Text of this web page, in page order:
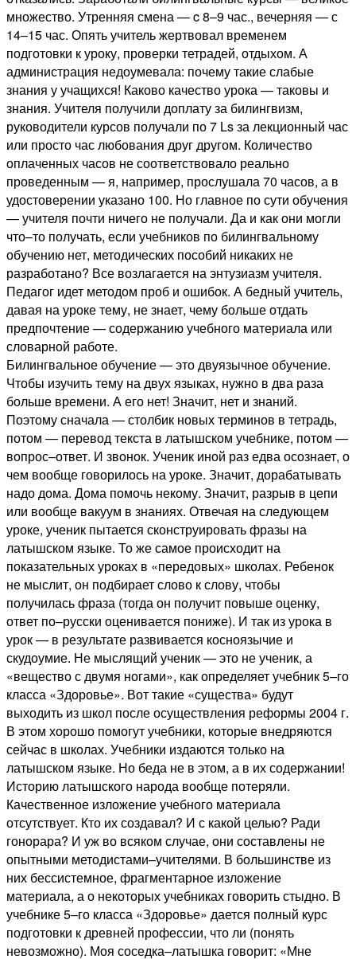
множество. Утренняя смена — c 8–9 час., вечерняя — с
14–15 час. Опять учитель жертвовал временем
подготовки к уроку, проверки тетрадей, отдыхом. А
администрация недоумевала: почему такие слабые
знания у учащихся! Каково качество урока — таковы и
знания. Учителя получили доплату за билингвизм,
руководители курсов получали по 7 Ls за лекционный час
или просто час любования друг другом. Количество
оплаченных часов не соответствовало реально
проведенным — я, например, прослушала 70 часов, а в
удостоверении указано 100. Но главное по сути обучения
— учителя почти ничего не получали. Да и как они могли
что–то получать, если учебников по билингвальному
обучению нет, методических пособий никаких не
разработано? Все возлагается на энтузиазм учителя.
Педагог идет методом проб и ошибок. А бедный учитель,
давая на уроке тему, не знает, чему больше отдать
предпочтение — содержанию учебного материала или
словарной работе.
Билингвальное обучение — это двуязычное обучение.
Чтобы изучить тему на двух языках, нужно в два раза
больше времени. А его нет! Значит, нет и знаний.
Поэтому сначала — столбик новых терминов в тетрадь,
потом — перевод текста в латышском учебнике, потом —
вопрос–ответ. И звонок. Ученик иной раз едва осознает, о
чем вообще говорилось на уроке. Значит, дорабатывать
надо дома. Дома помочь некому. Значит, разрыв в цепи
или вообще вакуум в знаниях. Отвечая на следующем
уроке, ученик пытается сконструировать фразы на
латышском языке. То же самое происходит на
показательных уроках в «передовых» школах. Ребенок
не мыслит, он подбирает слово к слову, чтобы
получилась фраза (тогда он получит повыше оценку,
ответ по–русски оценивается пониже). И так из урока в
урок — в результате развивается косноязычие и
скудоумие. Не мыслящий ученик — это не ученик, а
«вещество с двумя ногами», как определяет учебник 5–го
класса «Здоровье». Вот такие «существа» будут
выходить из школ после осуществления реформы 2004 г.
В этом хорошо помогут учебники, которые внедряются
сейчас в школах. Учебники издаются только на
латышском языке. Но беда не в этом, а в их содержании!
Историю латышского народа вообще потеряли.
Качественное изложение учебного материала
отсутствует. Кто их создавал? И с какой целью? Ради
гонорара? И уж во всяком случае, они составлены не
опытными методистами–учителями. В большинстве из
них бессистемное, фрагментарное изложение
материала, а о некоторых учебниках говорить стыдно. В
учебнике 5–го класса «Здоровье» дается полный курс
подготовки к древней профессии, что ли (понять
невозможно). Моя соседка–латышка говорит: «Мне